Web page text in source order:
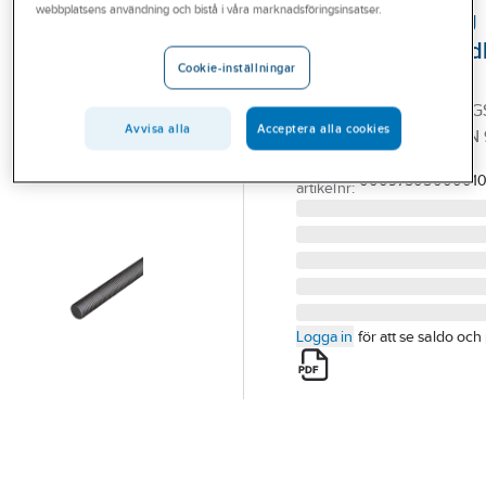
Branscher
Helgängad stång
HGS 5.6
DIN 976
HELGÄNGAD STÅNG
M10X1000 DIN 976 (DIN
artikelnr:
Logga in för att se saldo och
webbplatsens användning och bistå i våra marknadsföringsinsatser.
Cookie-inställningar
Avvisa alla Acceptera alla cookies